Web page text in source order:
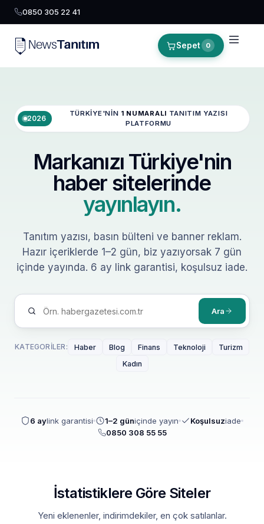
0850 305 22 41
Sepet 0
2026
TÜRKIYE'NIN 1 NUMARALI TANITIM YAZISI
PLATFORMU
Markanızı Türkiye'nin
haber sitelerinde
yayınlayın.
Tanıtım yazısı, basın bülteni ve banner reklam.
Hazır içeriklerde 1–2 gün, biz yazıyorsak 7 gün
içinde yayında. 6 ay link garantisi, koşulsuz iade.
Ara
KATEGORILER: Haber Blog Finans Teknoloji
Turizm
Kadın
6 aylink garantisi 1–2 güniçinde yayın Koşulsuziade
0850 308 55 55
İstatistiklere Göre Siteler
Yeni eklenenler, indirimdekiler, en çok satılanlar.